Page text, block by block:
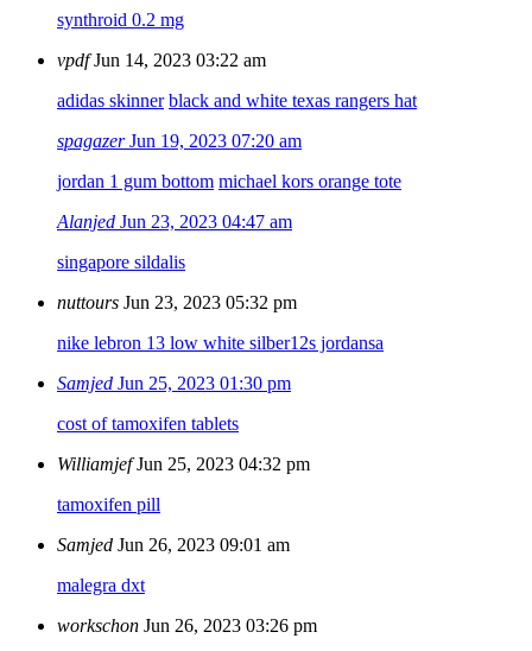
synthroid 0.2 mg
vpdf Jun 14, 2023 03:22 am
adidas skinner black and white texas rangers hat
spagazer Jun 19, 2023 07:20 am
jordan 1 gum bottom michael kors orange tote
Alanjed Jun 23, 2023 04:47 am
singapore sildalis
nuttours Jun 23, 2023 05:32 pm
nike lebron 13 low white silber12s jordansa
Samjed Jun 25, 2023 01:30 pm
cost of tamoxifen tablets
Williamjef Jun 25, 2023 04:32 pm
tamoxifen pill
Samjed Jun 26, 2023 09:01 am
malegra dxt
workschon Jun 26, 2023 03:26 pm